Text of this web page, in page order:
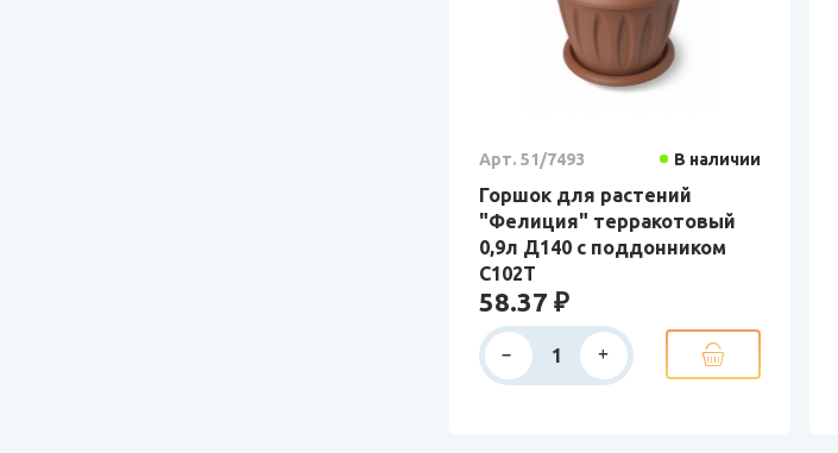
Арт. 51/7493 В наличии
Горшок для растений
"Фелиция" терракотовый
0,9л Д140 с поддонником
С102Т
58.37 ₽